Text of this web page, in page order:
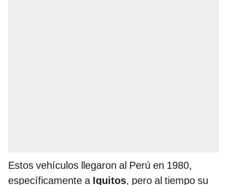
Estos vehículos llegaron al Perú en 1980,
específicamente a Iquitos, pero al tiempo su